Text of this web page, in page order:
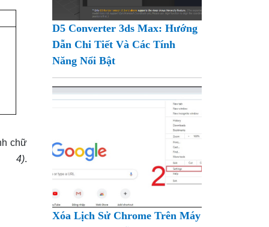
chữ
.
D5 Converter 3ds Max: Hướng
Dẫn Chi Tiết Và Các Tính
Năng Nổi Bật
Xóa Lịch Sử Chrome Trên Máy